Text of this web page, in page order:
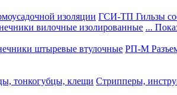
изоляции ГСИ-ТП Гильзы
вилочные изолированные ...
штыревые втулочные РП-М
тонкогубцы, клещи Стрипперы,